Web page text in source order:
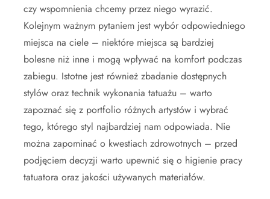
czy wspomnienia chcemy przez niego wyrazić.
Kolejnym ważnym pytaniem jest wybór odpowiedniego
miejsca na ciele – niektóre miejsca są bardziej
bolesne niż inne i mogą wpływać na komfort podczas
zabiegu. Istotne jest również zbadanie dostępnych
stylów oraz technik wykonania tatuażu – warto
zapoznać się z portfolio różnych artystów i wybrać
tego, którego styl najbardziej nam odpowiada. Nie
można zapominać o kwestiach zdrowotnych – przed
podjęciem decyzji warto upewnić się o higienie pracy
tatuatora oraz jakości używanych materiałów.